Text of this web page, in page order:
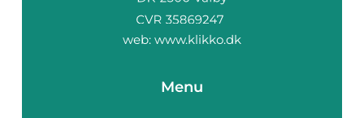
web: www.klikko.dk
Menu